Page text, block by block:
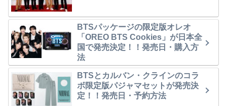
BTSパッケージの限定版オレオ
「OREO BTS Cookies」が日本全
国で発売決定！！発売日・購入方
法
BTSとカルバン・クラインのコラ
ボ限定版パジャマセットが発売決
定！！発売日・予約方法